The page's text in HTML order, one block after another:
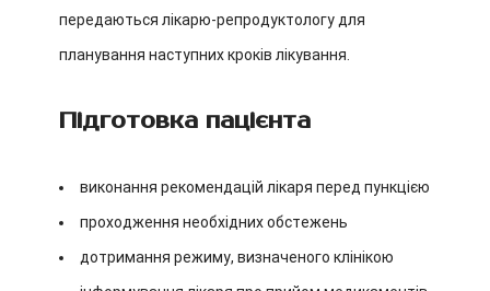
передаються лікарю-репродуктологу для
планування наступних кроків лікування.
Підготовка пацієнта
виконання рекомендацій лікаря перед пункцією
проходження необхідних обстежень
дотримання режиму, визначеного клінікою